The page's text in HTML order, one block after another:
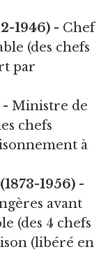
1946) - Chef
(des chefs
par
- Ministre de
chefs
à
1956) -
avant
(des 4 chefs
(libéré en